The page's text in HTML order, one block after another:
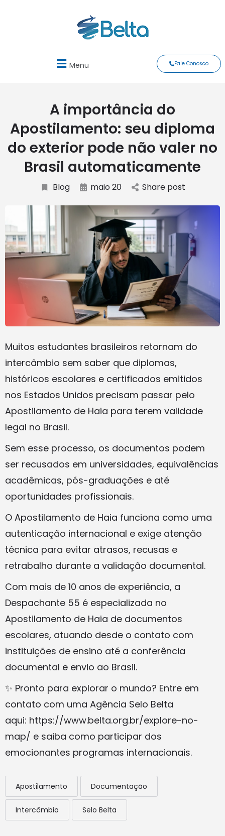
Menu Fale Conosco
A importância do
Apostilamento: seu diploma
do exterior pode não valer no
Brasil automaticamente
Blog maio 20 Share post
Muitos estudantes brasileiros retornam do
intercâmbio sem saber que diplomas,
históricos escolares e certificados emitidos
nos Estados Unidos precisam passar pelo
Apostilamento de Haia para terem validade
legal no Brasil.
Sem esse processo, os documentos podem
ser recusados em universidades, equivalências
acadêmicas, pós-graduações e até
oportunidades profissionais.
O Apostilamento de Haia funciona como uma
autenticação internacional e exige atenção
técnica para evitar atrasos, recusas e
retrabalho durante a validação documental.
Com mais de 10 anos de experiência, a
Despachante 55 é especializada no
Apostilamento de Haia de documentos
escolares, atuando desde o contato com
instituições de ensino até a conferência
documental e envio ao Brasil.
✨ Pronto para explorar o mundo? Entre em
contato com uma Agência Selo Belta
aqui: https://www.belta.org.br/explore-no-
map/ e saiba como participar dos
emocionantes programas internacionais.
Apostilamento Documentação
Intercâmbio Selo Belta